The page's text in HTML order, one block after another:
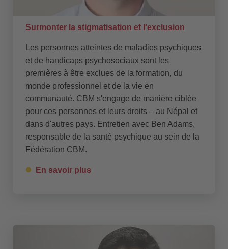
Surmonter la stigmatisation et l'exclusion
Les personnes atteintes de maladies psychiques
et de handicaps psychosociaux sont les
premières à être exclues de la formation, du
monde professionnel et de la vie en
communauté. CBM s'engage de manière ciblée
pour ces personnes et leurs droits – au Népal et
dans d'autres pays. Entretien avec Ben Adams,
responsable de la santé psychique au sein de la
Fédération CBM.
En savoir plus